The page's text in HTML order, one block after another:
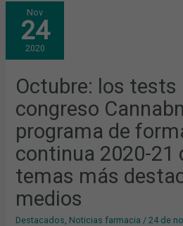
Nov
24
2020
Octubre: los tests
congreso
programa de
continua 2020-21
temas más
medios
Destacados Noticias farmacia /24 de
OCTUBRE:
LOS
TESTS
COVID-
19,
EL
CONGRESO
EL
PROGRAMA
DE
FORMACIÓN
CONTINUA
2020-
21
DEL
COFB,
MÁS
EN
LOS
MEDIOS